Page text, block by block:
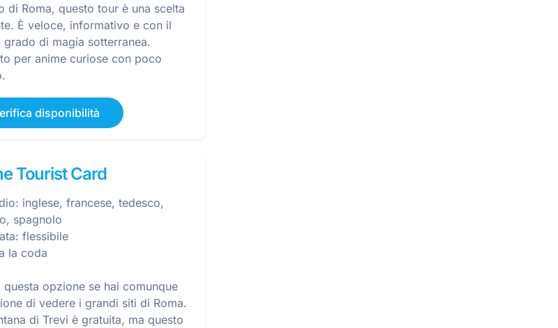
di Roma, questo tour è una scelta
È veloce, informativo e con il
grado di magia sotterranea.
per anime curiose con poco
disponibilità
Tourist Card
inglese, francese, tedesco,
spagnolo
flessibile
la coda
questa opzione se hai comunque
di vedere i grandi siti di Roma.
di Trevi è gratuita, ma questo